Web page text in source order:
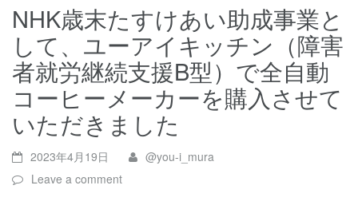
NHK歳末たすけあい助成事業と
して、ユーアイキッチン（障害
者就労継続支援B型）で全自動
コーヒーメーカーを購入させて
いただきました
2023年4月19日
@you-i_mura
Leave a comment